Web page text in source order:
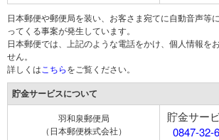
日本郵便や郵便局を装い、お客さま宛てに自動音声等
ってくる事案が発生しています。
日本郵便では、上記のような電話をかけ、個人情報を
せん。
詳しくは こちらをご覧ください。
貯金サービスについて
羽和泉郵便局
（日本郵便株式会社）
貯金サー
0847-32-